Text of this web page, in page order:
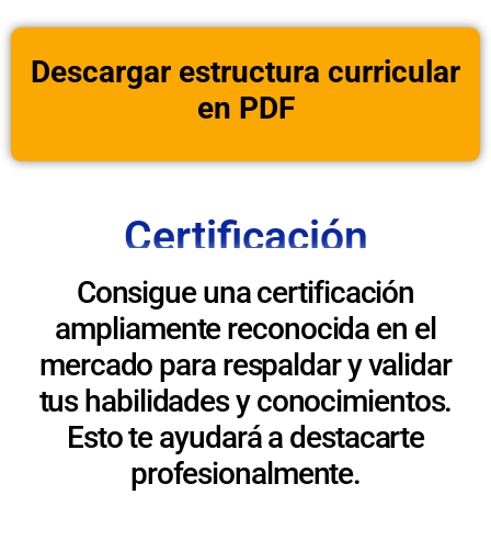
Descargar estructura curricular
en PDF
Certificación
Consigue una certificación
ampliamente reconocida en el
mercado para respaldar y validar
tus habilidades y conocimientos.
Esto te ayudará a destacarte
profesionalmente.